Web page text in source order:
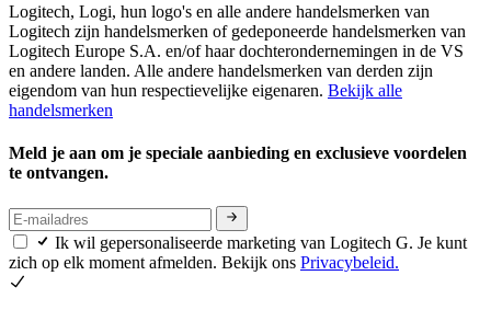
Logitech, Logi, hun logo's en alle andere handelsmerken van
Logitech zijn handelsmerken of gedeponeerde handelsmerken van
Logitech Europe S.A. en/of haar dochterondernemingen in de VS
en andere landen. Alle andere handelsmerken van derden zijn
eigendom van hun respectievelijke eigenaren. Bekijk alle
handelsmerken
Meld je aan om je speciale aanbieding en exclusieve voordelen
te ontvangen.
Ik wil gepersonaliseerde marketing van Logitech G. Je kunt
zich op elk moment afmelden. Bekijk ons Privacybeleid.